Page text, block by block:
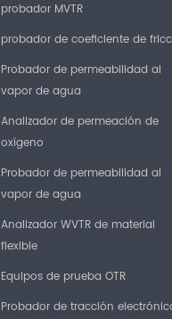
probador MVTR
probador de coeficiente de
Probador de permeabilidad al
vapor de agua
Analizador de permeación de
oxígeno
Probador de permeabilidad al
vapor de agua
Analizador WVTR de material
flexible
Equipos de prueba OTR
Probador de tracción